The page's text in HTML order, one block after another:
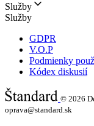
Služby
Služby
GDPR
V.O.P
Podmienky
Kódex diskusií
© 2026
oprava@standard.sk